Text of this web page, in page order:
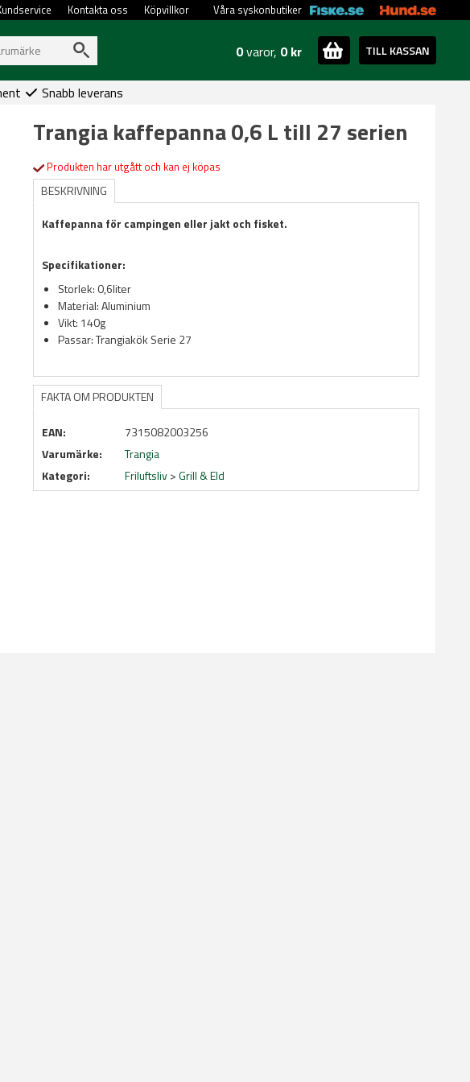
Våra syskonbutiker
Köpvillkor
Kontakta oss
0varor, 0 kr TILL KASSAN
Snabb leverans
Trangia kaffepanna 0,6 L till 27 serien
Produkten har utgått och kan ej köpas
BESKRIVNING
Kaffepanna för campingen eller jakt och fisket.
Specifikationer:
Storlek: 0,6liter
Material: Aluminium
Vikt: 140g
Passar: Trangiakök Serie 27
FAKTA OM PRODUKTEN
EAN:
7315082003256
Varumärke:
Trangia
Kategori:
Friluftsliv>Grill & Eld